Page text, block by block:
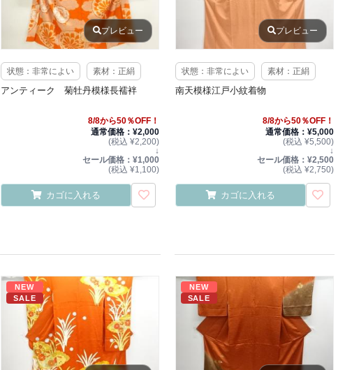
プレビュー
状態：非常によい 素材：正絹
アンティーク 菊牡丹模様長襦袢
8/8から50％OFF！
通常価格：¥2,000
(税込 ¥2,200)
↓
セール価格：¥1,000
(税込 ¥1,100)
カゴに入れる
プレビュー
状態：非常によい 素材：正絹
南天模様江戸小紋着物
8/8から50％OFF！
通常価格：¥5,000
(税込 ¥5,500)
↓
セール価格：¥2,500
(税込 ¥2,750)
カゴに入れる
NEW
SALE
NEW
SALE